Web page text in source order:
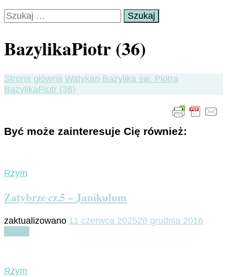
Szukaj:
BazylikaPiotr (36)
Strona główna Watykan Bazylika św. Piotra
BazylikaPiotr (36)
Być może zainteresuje Cię również:
Rzym
Zatybrze cz.5 – Janikulum
zaktualizowano 11 czerwca 202528 grudnia 2016
Rzym